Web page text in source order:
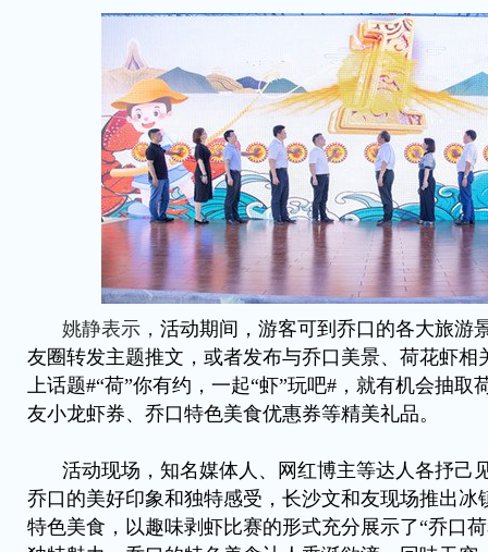
姚静表示， 活动期间，游客可到乔口的各大旅游
友圈转发主题推文，或者发布与乔口美景、荷花虾相
上话题#“荷”你有约，一起“虾”玩吧#，就有机会抽取
友小龙虾券、乔口特色美食优惠券等精美礼品。
活动现场，知名媒体人、网红博主等达人各抒己
乔口的美好印象和独特感受，长沙文和友现场推出冰
特色美食，以趣味剥虾比赛的形式充分展示了“乔口